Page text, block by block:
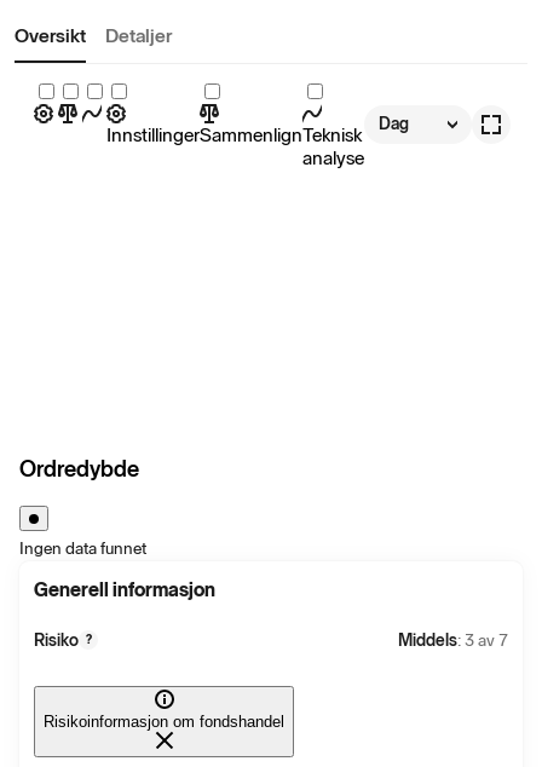
Oversikt Detaljer
InnstillingerSammenlignTeknisk
analyse
Dag
Ordredybde
Ingen data funnet
Generell informasjon
Risiko ? Middels: 3 av 7
Risikoinformasjon om fondshandel